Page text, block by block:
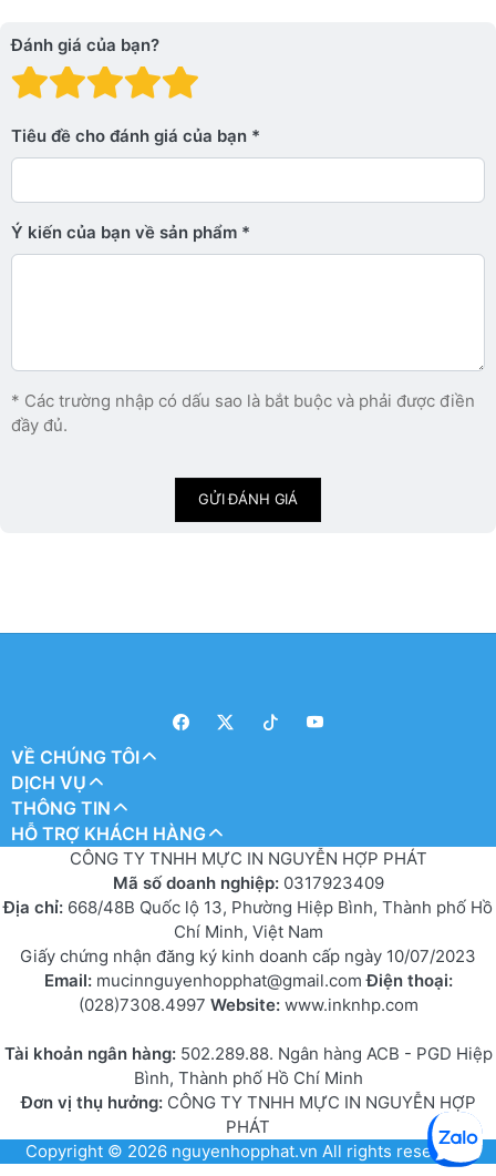
Đánh giá của bạn?
Đánh giá: 4 trên 5
Đánh giá: 3 trên 5 sao.
Đánh giá: 2 trên 5 sao.
Đánh giá: 1 trên 5 sao. Xấu
Tiêu đề cho đánh giá của bạn
Ý kiến ​​của bạn về sản phẩm
* Các trường nhập có dấu sao là bắt buộc và phải được điền
đầy đủ.
GỬI ĐÁNH GIÁ
VỀ CHÚNG TÔI
DỊCH VỤ
THÔNG TIN
HỖ TRỢ KHÁCH HÀNG
CÔNG TY TNHH MỰC IN NGUYỄN HỢP PHÁT
Mã số doanh nghiệp: 0317923409
Địa chỉ: 668/48B Quốc lộ 13, Phường Hiệp Bình, Thành phố Hồ
Chí Minh, Việt Nam
Giấy chứng nhận đăng ký kinh doanh cấp ngày 10/07/2023
Email: mucinnguyenhopphat@gmail.comĐiện thoại:
(028)7308.4997 Website: www.inknhp.com
Tài khoản ngân hàng: 502.289.88. Ngân hàng ACB - PGD Hiệp
Bình, Thành phố Hồ Chí Minh
Đơn vị thụ hưởng:CÔNG TY TNHH MỰC IN NGUYỄN HỢP
PHÁT
Copyright © 2026 nguyenhopphat.vn All rights reserved.